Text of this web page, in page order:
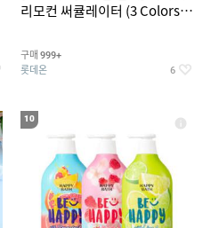
리모컨 써큘레이터 (3 Colors
구매 999+
롯데온 6
10